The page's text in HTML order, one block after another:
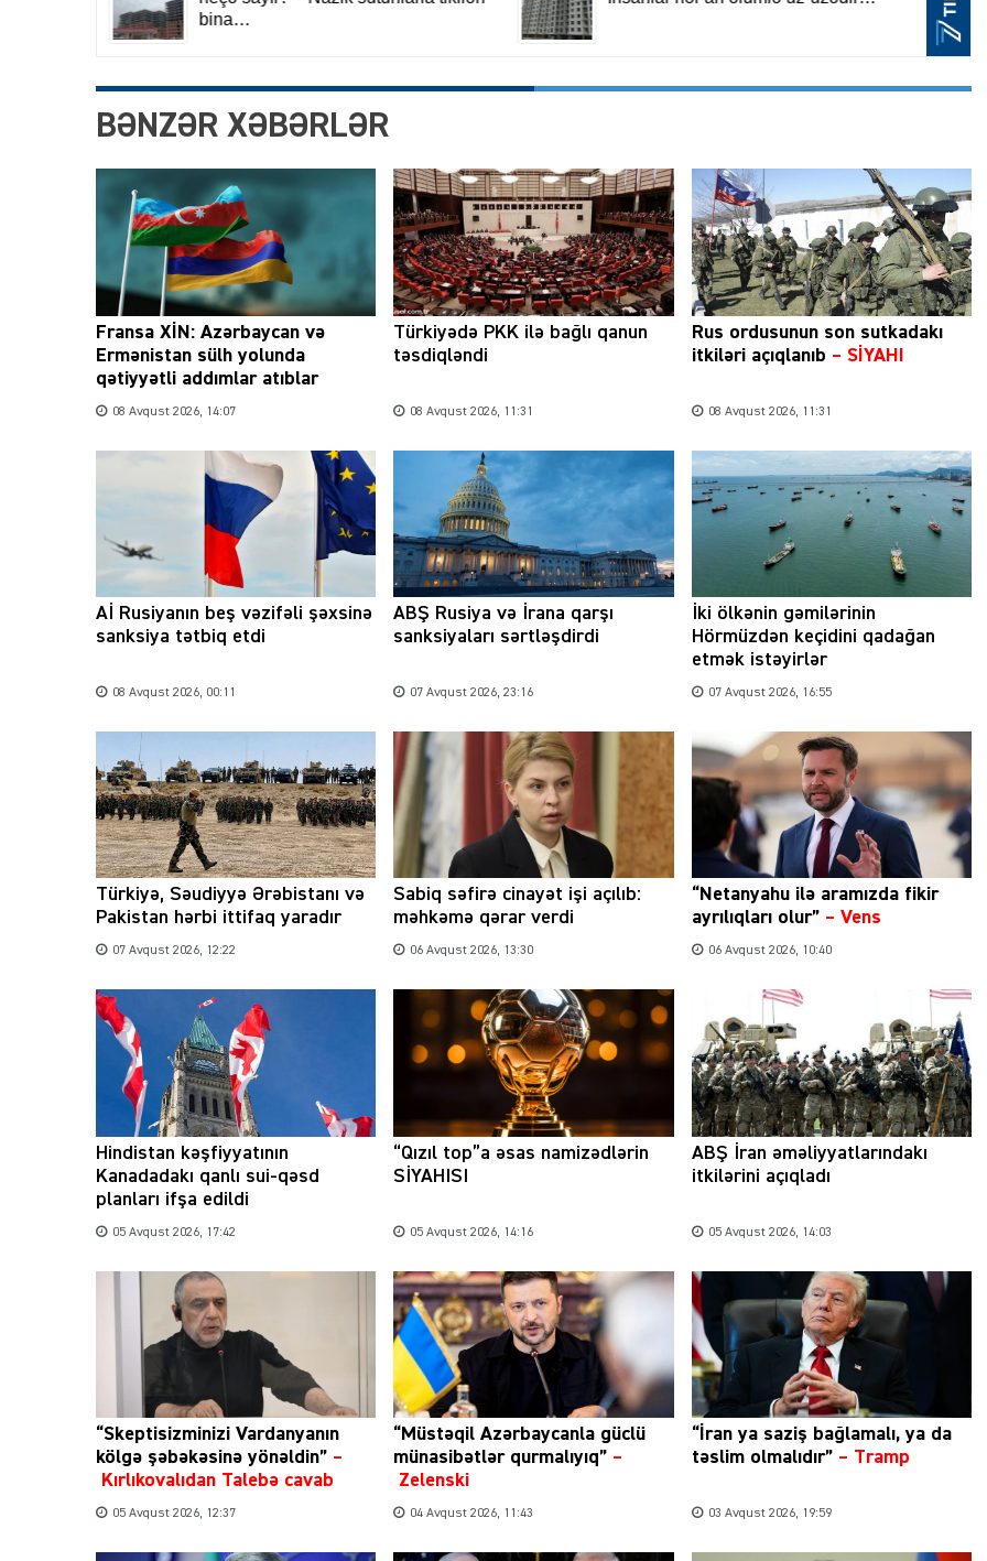
BƏNZƏR XƏBƏRLƏR
Fransa XİN: Azərbaycan və
Ermənistan sülh yolunda
qətiyyətli addımlar atıblar
08 Avqust 2026, 14:07
Türkiyədə PKK ilə bağlı qanun
təsdiqləndi
08 Avqust 2026, 11:31
Rus ordusunun son sutkadakı
itkiləri açıqlanıb – SİYAHI
08 Avqust 2026, 11:31
Aİ Rusiyanın beş vəzifəli şəxsinə
sanksiya tətbiq etdi
08 Avqust 2026, 00:11
ABŞ Rusiya və İrana qarşı
sanksiyaları sərtləşdirdi
07 Avqust 2026, 23:16
İki ölkənin gəmilərinin
Hörmüzdən keçidini qadağan
etmək istəyirlər
07 Avqust 2026, 16:55
Türkiyə, Səudiyyə Ərəbistanı və
Pakistan hərbi ittifaq yaradır
07 Avqust 2026, 12:22
Sabiq səfirə cinayət işi açılıb:
məhkəmə qərar verdi
06 Avqust 2026, 13:30
“Netanyahu ilə aramızda fikir
ayrılıqları olur” – Vens
06 Avqust 2026, 10:40
Hindistan kəşfiyyatının
Kanadadakı qanlı sui-qəsd
planları ifşa edildi
05 Avqust 2026, 17:42
“Qızıl top”a əsas namizədlərin
SİYAHISI
05 Avqust 2026, 14:16
ABŞ İran əməliyyatlarındakı
itkilərini açıqladı
05 Avqust 2026, 14:03
“Skeptisizminizi Vardanyanın
kölgə şəbəkəsinə yönəldin” –
Kırlıkovalıdan Talebə cavab
05 Avqust 2026, 12:37
“Müstəqil Azərbaycanla güclü
münasibətlər qurmalıyıq” –
Zelenski
04 Avqust 2026, 11:43
“İran ya saziş bağlamalı, ya da
təslim olmalıdır”– Tramp
03 Avqust 2026, 19:59
Şəhərsalma ili və qanunsuz tikintilər:
nəzarət mexanizmi haradadır?
01 İyun 2026, 11:28